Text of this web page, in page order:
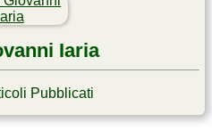
Iaria
Pubblicati